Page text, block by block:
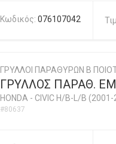
Κωδικός: 076107042
ΓΡΥΛΛΟΙ ΠΑΡΑΘΥΡΩΝ Β
ΓΡΥΛΛΟΣ ΠΑΡΑΘ.
HONDA - CIVIC H/B-L/B (2001-
#80637